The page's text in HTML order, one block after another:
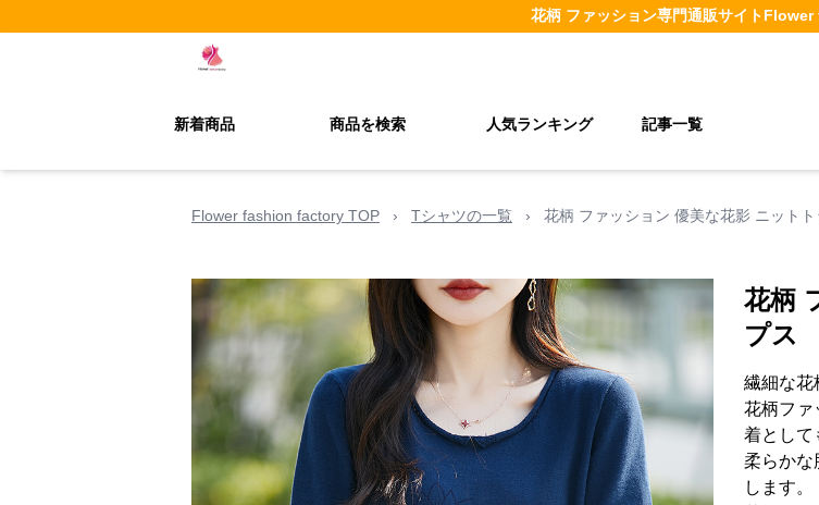
花柄 ファッション専門通販サイト
新着商品 商品を検索 人気ランキング 記事一覧
Flower fashion factory TOP › Tシャツの一覧 › 花柄 ファッション 優美な花影 ニットト
花柄
プス
繊細な花
花柄ファ
着として
柔らかな
します。